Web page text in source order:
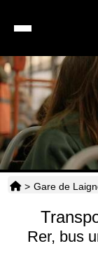
> Gare de
Rer, bus